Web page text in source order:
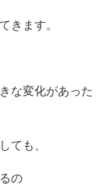
きます。
な変化があった
ても、
の